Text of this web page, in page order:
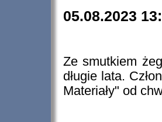
05.08.2023
Ze smutkiem
długie lata.
Materiały" od